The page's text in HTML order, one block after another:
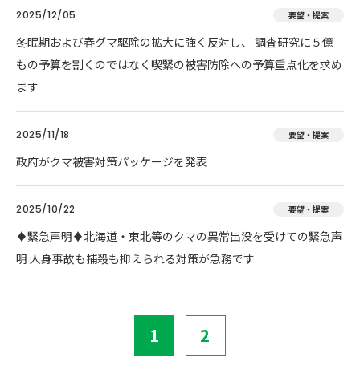
2025/12/05 要望・提案
冬眠期および春グマ駆除の拡大に強く反対し、 調査研究に５億
もの予算を割くのではなく喫緊の被害防除への予算重点化を求め
ます
2025/11/18 要望・提案
政府がクマ被害対策パッケージを発表
2025/10/22 要望・提案
♦️緊急声明♦️北海道・東北等のクマの異常出没を受けての緊急声
明 人身事故も捕殺も抑えられる対策が急務です
1 2